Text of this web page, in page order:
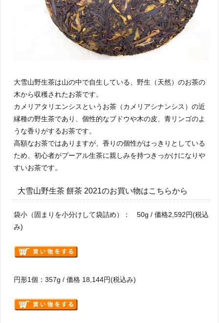
大雪山野生茶は山の中で自生している、野生（天然）のお茶の
木から収穫されたお茶です。
カメリアタリエンシスというお茶（カメリアシナンシス）の近
縁種の野生茶であり、個性的なブドウや木の皮、青リンゴのよ
うな香りがするお茶です。
高額なお茶ではありますが、香りの個性がはっきりとしている
ため、初心者がプーアル生茶に親しみを持つきっかけになりや
すいお茶です。
大雪山野生茶 餅茶 2021のお買い物はこちらから
袋小（固まりを小分けして袋詰め）： 50g / 価格2,592円(税込
み)
円形1個：357g / 価格 18,144円(税込み)